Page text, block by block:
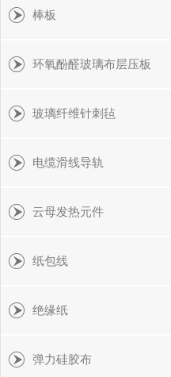
棒板
环氧酚醛玻璃布层压板
玻璃纤维针刺毡
电缆滑线导轨
云母发热元件
纸包线
绝缘纸
弹力硅胶布